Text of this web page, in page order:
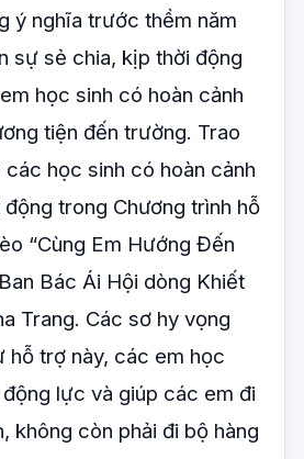
ý nghĩa trước thềm năm
sự sẻ chia, kịp thời động
học sinh có hoàn cảnh
tiện đến trường. Trao
học sinh có hoàn cảnh
động trong Chương trình hỗ
“Cùng Em Hướng Đến
Bác Ái Hội dòng Khiết
Trang. Các sơ hy vọng
hỗ trợ này, các em học
lực và giúp các em đi
không còn phải đi bộ hàng